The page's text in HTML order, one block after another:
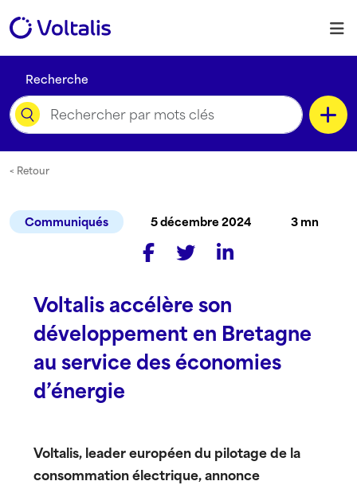
Recherche
Type de contenu
Langue
< Retour
Communiqués 5 décembre 2024 3 mn
Voltalis accélère son
développement en Bretagne
au service des économies
d’énergie
Voltalis, leader européen du pilotage de la
consommation électrique, annonce